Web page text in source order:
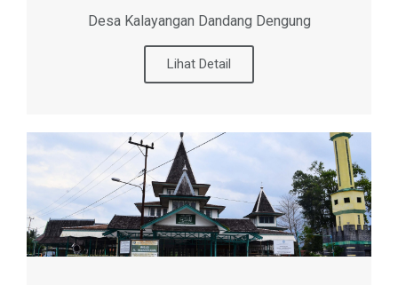
Desa Kalayangan Dandang Dengung
Lihat Detail